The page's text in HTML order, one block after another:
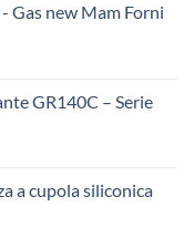
Gas new Mam Forni
GR140C – Serie
a cupola siliconica